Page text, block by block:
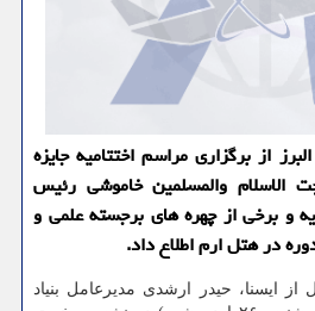
از برگزاری مراسم اختتامیه جایزه
حضور حجت الاسلام والمسلمین خاموشی رئیس
و برخی از چهره های برجسته علمی و
ایسنا، حیدر ارشدی مدیرعامل بنیاد